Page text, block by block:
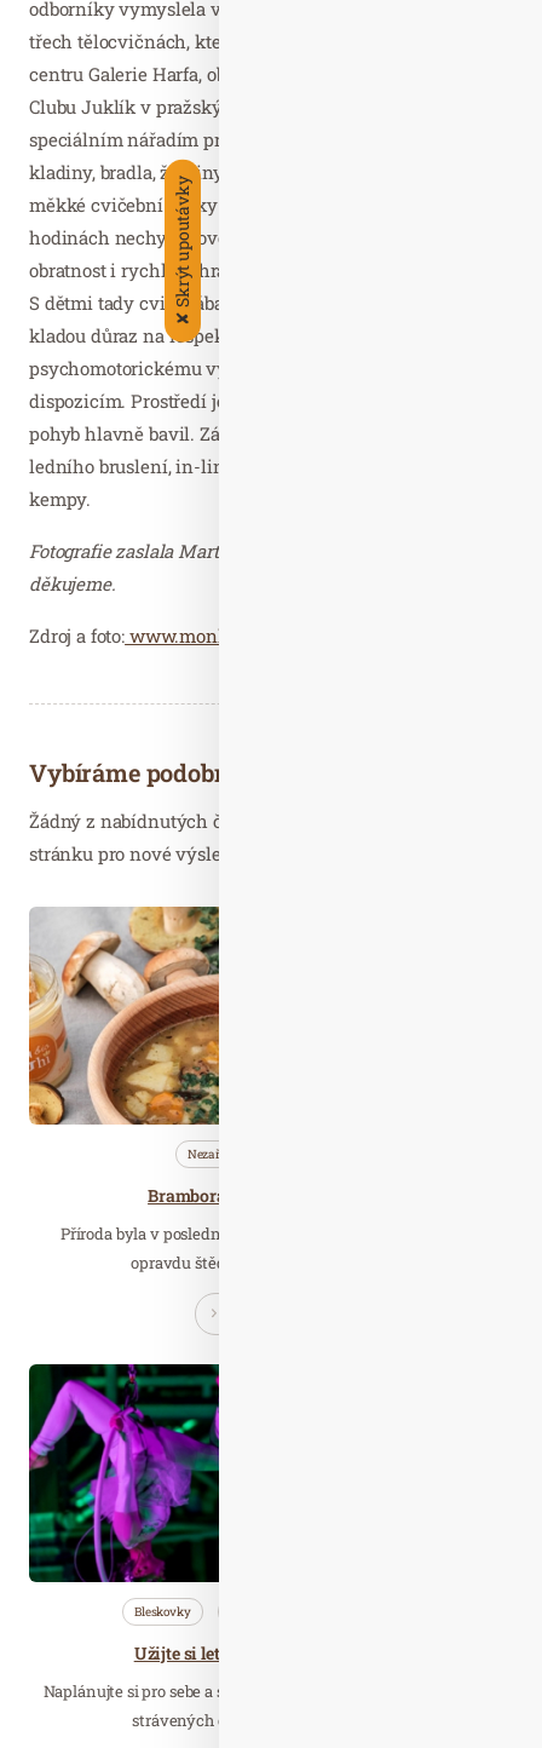
odborníky vymyslela vlastní metodiku cvičení. V jejích
třech tělocvičnách, které se nacházejí v obchodním
centru Galerie Harfa, obchodním centru Šestka a v Baby
Clubu Juklík v pražských Stodůlkách, a jsou vybavené
speciálním nářadím pro nejmenší, jako jsou gymnastické
kladiny, bradla, žebřiny, trampolíny, zábavné barevné a
měkké cvičební prvky nebo horolezecká stěna. V
hodinách nechybí dovednostní aktivity, trénuje se
obratnost i rychlost, hrají se hry s míčem i sportovní hry.
S dětmi tady cvičí zábavnou formou zkušení lektoři, kteří
kladou důraz na respekt ke správnému
psychomotorickému vývoji u dětí a jejich individuálním
dispozicím. Prostředí je nesoutěživé a pozitivní, aby děti
pohyb hlavně bavil. Zároveň zde probíhají např. kurzy
ledního bruslení, in-line tréninky nebo dětské sportovní
kempy.
Fotografie zaslala Martina Kadlecová, AMAZE.cz –
děkujeme.
Zdroj a foto: www.monkeysgym.cz
Vybíráme podobné články
Žádný z nabídnutých článků vás nezajímá? Aktualizujte
stránku pro nové výsledky...
Nezařazené
Bramboračka v duchu ajurvédy
Příroda byla v poslední době, co se týče houbařské nadílky,
opravdu štědrá, a tak máme většinou…
Bleskovky
Užijte si letní noci na Dolní Moravě
Naplánujte si pro sebe a svou rodinu prázdniny plné neobvykle
strávených chvil! Horský resort Dolní…
✘
Skrýt upoutávky